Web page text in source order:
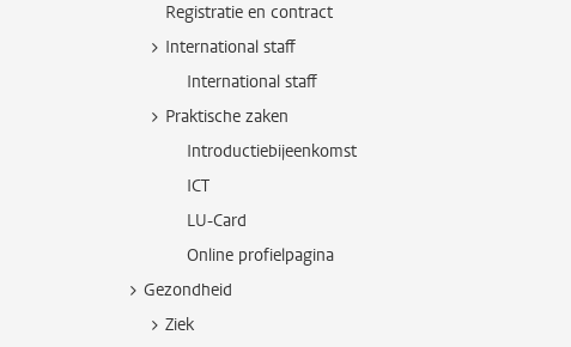
Registratie en contract
International staff
International staff
Praktische zaken
Introductiebijeenkomst
ICT
LU-Card
Online profielpagina
Gezondheid
Ziek